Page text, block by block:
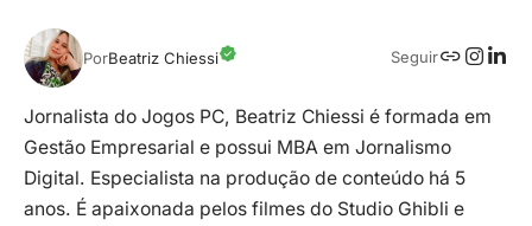
PorBeatriz Chiessi Seguir
Jornalista do Jogos PC, Beatriz Chiessi é formada em
Gestão Empresarial e possui MBA em Jornalismo
Digital. Especialista na produção de conteúdo há 5
anos. É apaixonada pelos filmes do Studio Ghibli e